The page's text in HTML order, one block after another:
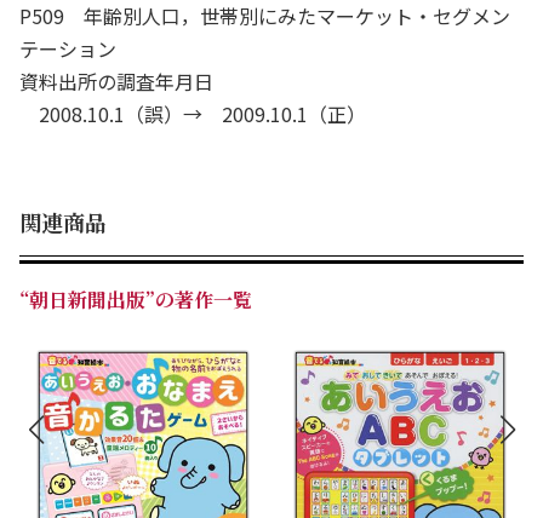
P509 年齢別人口，世帯別にみたマーケット・セグメン
テーション
資料出所の調査年月日
2008.10.1（誤）→ 2009.10.1（正）
関連商品
“朝日新聞出版”の著作一覧